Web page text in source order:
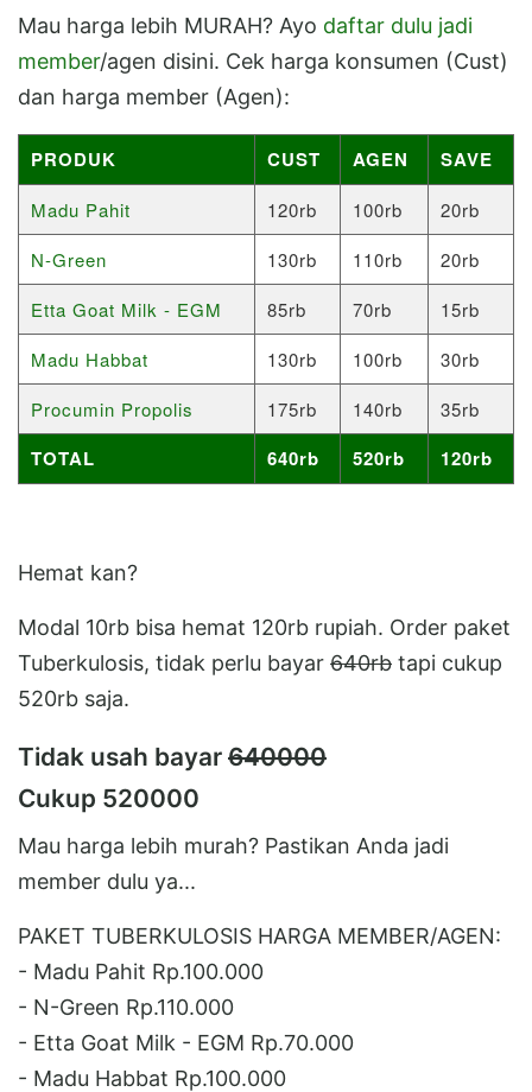
Mau harga lebih MURAH? Ayo daftar dulu jadi
member/agen disini. Cek harga konsumen (Cust)
dan harga member (Agen):
PRODUK CUST AGEN SAVE
Madu Pahit 120rb 100rb
20rb
N-Green
130rb 110rb
20rb
Etta Goat Milk - EGM
85rb 70rb
15rb
Madu Habbat
130rb 100rb
30rb
Procumin Propolis
175rb 140rb 35rb
TOTAL 640rb 520rb 120rb
Hemat kan?
Modal 10rb bisa hemat 120rb rupiah. Order paket
Tuberkulosis, tidak perlu bayar 640rb tapi cukup
520rb saja.
Tidak usah bayar 640000
Cukup 520000
Mau harga lebih murah? Pastikan Anda jadi
member dulu ya...
PAKET TUBERKULOSIS HARGA MEMBER/AGEN:
- Madu Pahit Rp.100.000
- N-Green Rp.110.000
- Etta Goat Milk - EGM Rp.70.000
- Madu Habbat Rp.100.000